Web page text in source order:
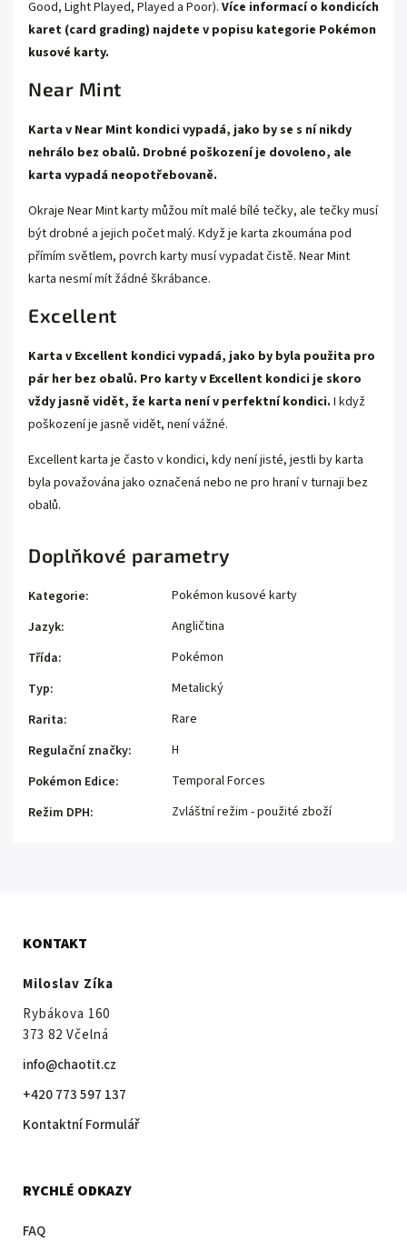
Good, Light Played, Played a Poor). Více informací o kondicích
karet (card grading) najdete v popisu kategorie Pokémon
kusové karty.
Near Mint
Karta v Near Mint kondici vypadá, jako by se s ní nikdy
nehrálo bez obalů. Drobné poškození je dovoleno, ale
karta vypadá neopotřebovaně.
Okraje Near Mint karty můžou mít malé bílé tečky, ale tečky musí
být drobné a jejich počet malý. Když je karta zkoumána pod
přímím světlem, povrch karty musí vypadat čistě. Near Mint
karta nesmí mít žádné škrábance.
Excellent
Karta v Excellent kondici vypadá, jako by byla použita pro
pár her bez obalů. Pro karty v Excellent kondici je skoro
vždy jasně vidět, že karta není v perfektní kondici. I když
poškození je jasně vidět, není vážné.
Excellent karta je často v kondici, kdy není jisté, jestli by karta
byla považována jako označená nebo ne pro hraní v turnaji bez
obalů.
Doplňkové parametry
Kategorie:
Pokémon kusové karty
Jazyk:
Angličtina
Třída:
Pokémon
Typ:
Metalický
Rarita:
Rare
Regulační značky:
H
Pokémon Edice:
Temporal Forces
Režim DPH: Zvláštní režim - použité zboží
KONTAKT
Miloslav Zíka
Rybákova 160
373 82 Včelná
info@chaotit.cz
+420 773 597 137
Kontaktní Formulář
RYCHLÉ ODKAZY
FAQ